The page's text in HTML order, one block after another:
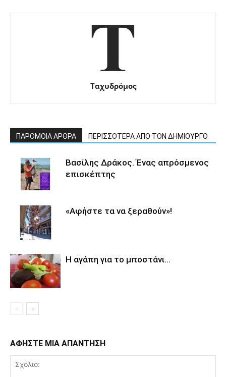
Ταχυδρόμος
ΠΑΡΟΜΟΙΑ ΑΡΘΡΑ ΠΕΡΙΣΣΟΤΕΡΑ ΑΠΟ ΤΟΝ ΔΗΜΙΟΥΡΓΟ
Βασίλης Δράκος. Ένας απρόσμενος
επισκέπτης
«Αφήστε τα να ξεραθούν»!
Η αγάπη για το μποστάνι…
ΑΦΗΣΤΕ ΜΙΑ ΑΠΑΝΤΗΣΗ